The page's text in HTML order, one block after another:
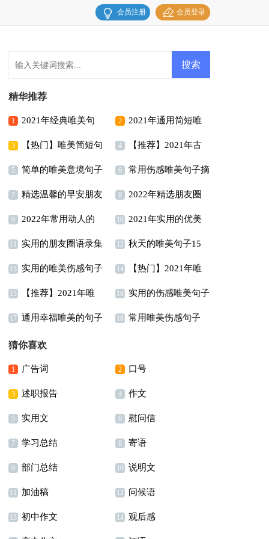
会员登录
会员注册
精华推荐
1 2021年经典唯美句
子合集36句
2 2021年通用简短唯
美句子合集75条
3 【热门】唯美简短句
子集合98句
4 【推荐】2021年古
风唯美句子摘录50句
5 简单的唯美意境句子
汇总96句
6 常用伤感唯美句子摘
录30条
7 精选温馨的早安朋友
圈问候语摘录62条
8 2022年精选朋友圈
伤感语句汇编58句
9 2022年常用动人的
早安朋友圈问候语43条
10 2021年实用的优美
的晚安心语朋友圈67条
11 实用的朋友圈语录集
锦30句
12 秋天的唯美句子15
篇
13 实用的唯美伤感句子
汇编38句
14 【热门】2021年唯
美爱情句子88条
15 【推荐】2021年唯
美的情感句子汇编79句
16 实用的伤感唯美句子
30句
17 通用幸福唯美的句子
摘录55句
18 常用唯美伤感句子
猜你喜欢
1 广告词 2 口号
3 述职报告 4 作文
5 实用文 6 慰问信
7 学习总结 8 寄语
9 部门总结 10 说明文
11 加油稿 12 问候语
13 初中作文 14 观后感